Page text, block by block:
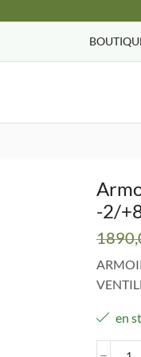
-2/
en